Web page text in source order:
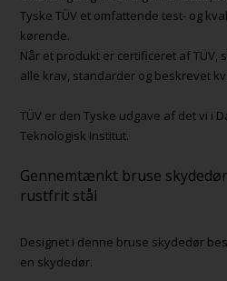
Tyske TÜV et omfattende test- og
kørende.
Når et produkt er certificeret af TÜV,
alle krav, standarder og beskrevet
TÜV er den Tyske udgave af det vi i
Teknologisk Institut.
Gennemtænkt bruse
rustfrit stål
Designet i denne bruse skydedør
en skydedør.